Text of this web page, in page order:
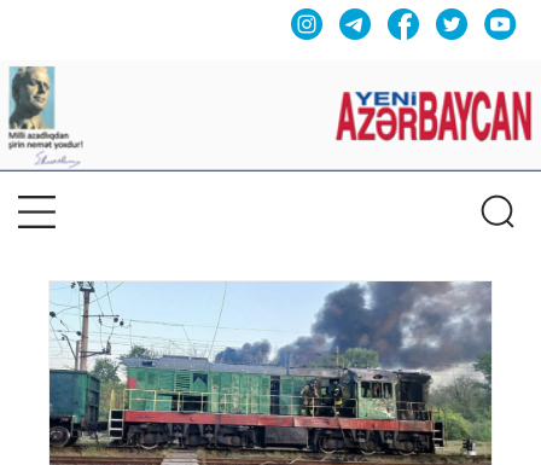
Previous